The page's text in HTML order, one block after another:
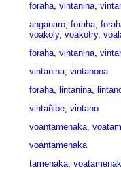
foraha, vintanina,
anganaro, foraha,
voakoly, voakotry,
foraha, vintanina,
vintanina, vintanona
foraha, lintanina,
vintañibe, vintano
voantamenaka,
voantamenaka
tamenaka,